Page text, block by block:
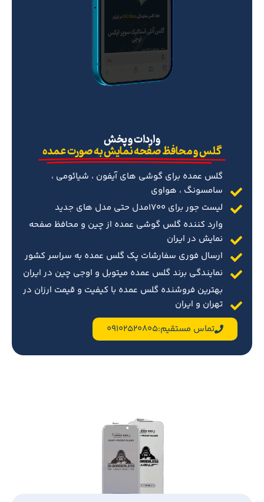
‌واردات و پخش
گلس و محافظ صفحه نمایش به صورت عمده
گلس عمده برای گوشی های آیفون ، شیائومی ،
سامسونگ ، هواوی
لیست جور برای 1700مدل حتی مدل های جدید
وارد کننده گلس گوشی عمده از چین و محافظ صفحه
نمایش در ایران
ارسال فوری سفارشات پک گلس عمده به سراسر کشور
نمایندگی برند گلس عمده میتوبل و اوجی چین در ایران
بهترین فروشنده گلس عمده با کیفیت و قیمت ارزان در
تهران و ایران
تماس مستقیم:09102520805